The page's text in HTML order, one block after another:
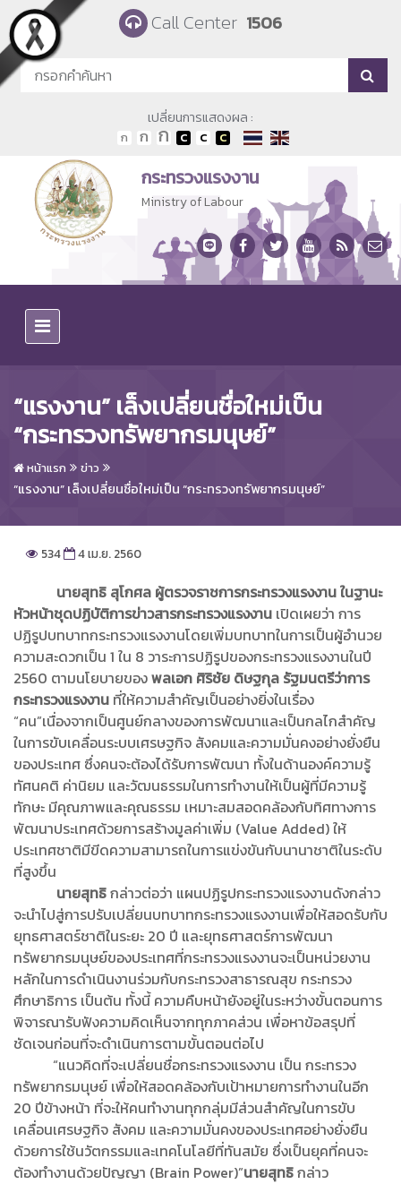
Skip to main content Call Center 1506
เปลี่ยนการแสดงผล :
กระทรวงแรงงาน
Ministry of Labour
“แรงงาน” เล็งเปลี่ยนชื่อใหม่เป็น
“กระทรวงทรัพยากรมนุษย์”
หน้าแรก ข่าว
“แรงงาน” เล็งเปลี่ยนชื่อใหม่เป็น “กระทรวงทรัพยากรมนุษย์”
534 4 เม.ย. 2560
นายสุทธิ สุโกศล ผู้ตรวจราชการกระทรวงแรงงาน ในฐานะ
หัวหน้าชุดปฏิบัติการข่าวสารกระทรวงแรงงาน เปิดเผยว่า การ
ปฏิรูปบทบาทกระทรวงแรงงานโดยเพิ่มบทบาทในการเป็นผู้อำนวย
ความสะดวกเป็น 1 ใน 8 วาระการปฏิรูปของกระทรวงแรงงานในปี
2560 ตามนโยบายของพลเอก ศิริชัย ดิษฐกุล รัฐมนตรีว่าการ
กระทรวงแรงงาน ที่ให้ความสำคัญเป็นอย่างยิ่งในเรื่อง
“คน”เนื่องจากเป็นศูนย์กลางของการพัฒนาและเป็นกลไกสำคัญ
ในการขับเคลื่อนระบบเศรษฐกิจ สังคมและความมั่นคงอย่างยั่งยืน
ของประเทศ ซึ่งคนจะต้องได้รับการพัฒนา ทั้งในด้านองค์ความรู้
ทัศนคติ ค่านิยม และวัฒนธรรมในการทำงานให้เป็นผู้ที่มีความรู้
ทักษะ มีคุณภาพและคุณธรรม เหมาะสมสอดคล้องกับทิศทางการ
พัฒนาประเทศด้วยการสร้างมูลค่าเพิ่ม (Value Added) ให้
ประเทศชาติมีขีดความสามารถในการแข่งขันกับนานาชาติในระดับ
ที่สูงขึ้น
นายสุทธิกล่าวต่อว่า แผนปฏิรูปกระทรวงแรงงานดังกล่าว
จะนำไปสู่การปรับเปลี่ยนบทบาทกระทรวงแรงงานเพื่อให้สอดรับกับ
ยุทธศาสตร์ชาติในระยะ 20 ปี และยุทธศาสตร์การพัฒนา
ทรัพยากรมนุษย์ของประเทศที่กระทรวงแรงงานจะเป็นหน่วยงาน
หลักในการดำเนินงานร่วมกับกระทรวงสาธารณสุข กระทรวง
ศึกษาธิการ เป็นต้น ทั้งนี้ ความคืบหน้ายังอยู่ในระหว่างขั้นตอนการ
พิจารณารับฟังความคิดเห็นจากทุกภาคส่วน เพื่อหาข้อสรุปที่
ชัดเจนก่อนที่จะดำเนินการตามขั้นตอนต่อไป
“แนวคิดที่จะเปลี่ยนชื่อกระทรวงแรงงาน เป็น กระทรวง
ทรัพยากรมนุษย์ เพื่อให้สอดคล้องกับเป้าหมายการทำงานในอีก
20 ปีข้างหน้า ที่จะให้คนทำงานทุกกลุ่มมีส่วนสำคัญในการขับ
เคลื่อนเศรษฐกิจ สังคม และความมั่นคงของประเทศอย่างยั่งยืน
ด้วยการใช้นวัตกรรมและเทคโนโลยีที่ทันสมัย ซึ่งเป็นยุคที่คนจะ
ต้องทำงานด้วยปัญญา (Brain Power)”นายสุทธิกล่าว